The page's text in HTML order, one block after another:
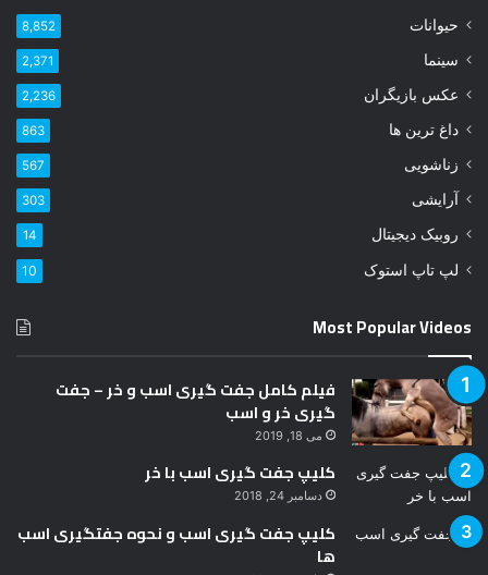
خ
و
ر
ا
ا
ر
ک
ن
حیوانات 8,852
سینما 2,371
عکس بازیگران 2,236
داغ ترین ها 863
زناشویی 567
آرایشی 303
روبیک دیجیتال 14
لپ تاپ استوک 10
Most Popular Videos
فیلم کامل جفت گیری اسب و خر – جفت
گیری خر و اسب
می 18, 2019
کلیپ جفت گیری اسب با خر
دسامبر 24, 2018
کلیپ جفت گیری اسب و نحوه جفتگیری اسب
ها